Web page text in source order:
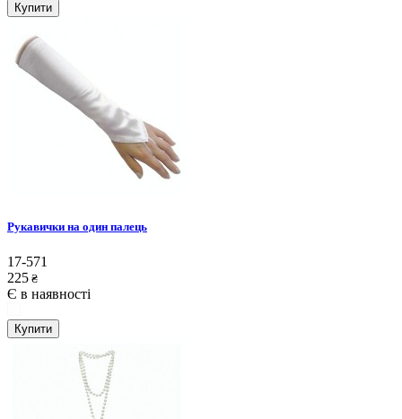
Купити
Рукавички на один палець
17-571
225 ₴
Є в наявності
Купити